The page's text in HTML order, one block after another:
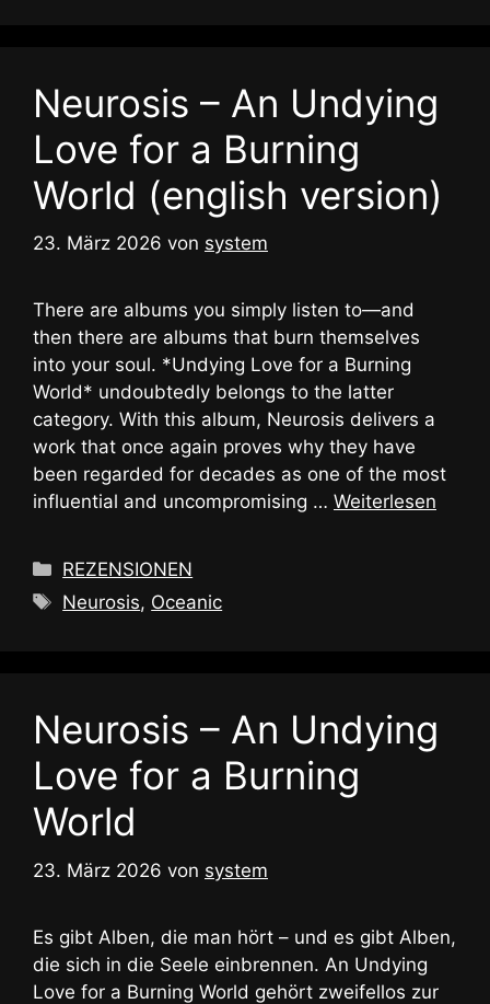
Neurosis – An Undying
Love for a Burning
World (english version)
23. März 2026 von system
There are albums you simply listen to—and
then there are albums that burn themselves
into your soul. *Undying Love for a Burning
World* undoubtedly belongs to the latter
category. With this album, Neurosis delivers a
work that once again proves why they have
been regarded for decades as one of the most
influential and uncompromising … Weiterlesen
Kategorien
REZENSIONEN
Schlagwörter
Neurosis, Oceanic
Neurosis – An Undying
Love for a Burning
World
23. März 2026 von system
Es gibt Alben, die man hört – und es gibt Alben,
die sich in die Seele einbrennen. An Undying
Love for a Burning World gehört zweifellos zur